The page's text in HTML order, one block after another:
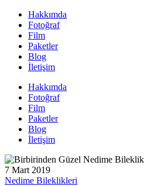
Hakkımda
Fotoğraf
Film
Paketler
Blog
İletişim
Hakkımda
Fotoğraf
Film
Paketler
Blog
İletişim
7 Mart 2019
Nedime Bileklikleri